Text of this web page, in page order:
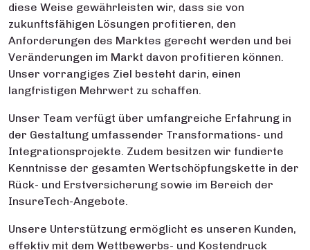
diese Weise gewährleisten wir, dass sie von
zukunftsfähigen Lösungen profitieren, den
Anforderungen des Marktes gerecht werden und bei
Veränderungen im Markt davon profitieren können.
Unser vorrangiges Ziel besteht darin, einen
langfristigen Mehrwert zu schaffen.
Unser Team verfügt über umfangreiche Erfahrung in
der Gestaltung umfassender Transformations- und
Integrationsprojekte. Zudem besitzen wir fundierte
Kenntnisse der gesamten Wertschöpfungskette in der
Rück- und Erstversicherung sowie im Bereich der
InsureTech-Angebote.
Unsere Unterstützung ermöglicht es unseren Kunden,
effektiv mit dem Wettbewerbs- und Kostendruck